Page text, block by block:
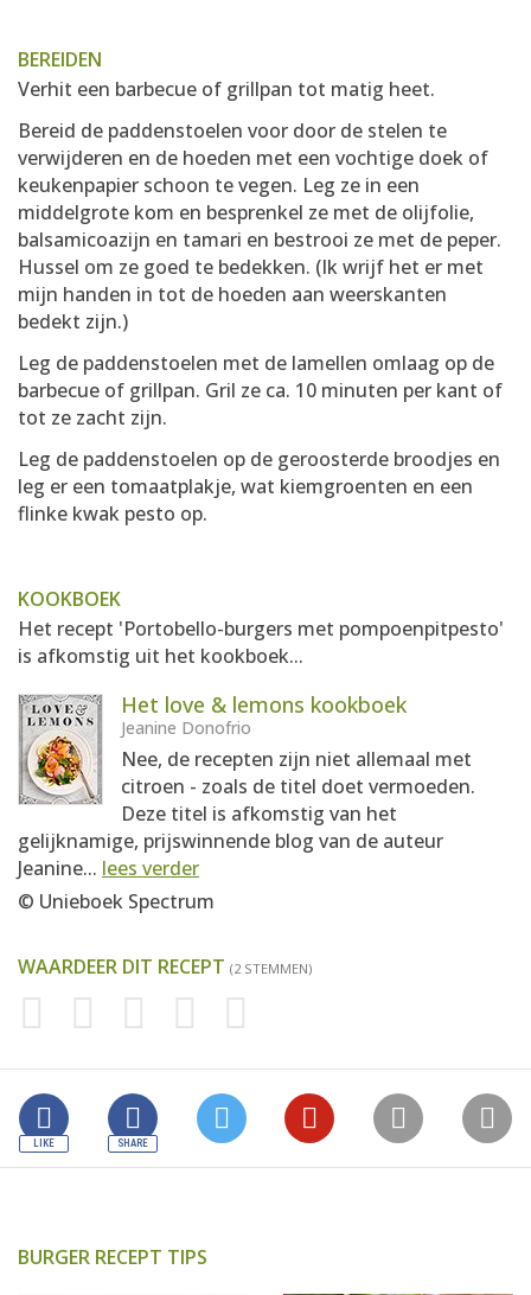
BEREIDEN
Verhit een barbecue of grillpan tot matig heet.
Bereid de paddenstoelen voor door de stelen te
verwijderen en de hoeden met een vochtige doek of
keukenpapier schoon te vegen. Leg ze in een
middelgrote kom en besprenkel ze met de olijfolie,
balsamicoazijn en tamari en bestrooi ze met de peper.
Hussel om ze goed te bedekken. (Ik wrijf het er met
mijn handen in tot de hoeden aan weerskanten
bedekt zijn.)
Leg de paddenstoelen met de lamellen omlaag op de
barbecue of grillpan. Gril ze ca. 10 minuten per kant of
tot ze zacht zijn.
Leg de paddenstoelen op de geroosterde broodjes en
leg er een tomaatplakje, wat kiemgroenten en een
flinke kwak pesto op.
KOOKBOEK
Het recept 'Portobello-burgers met pompoenpitpesto'
is afkomstig uit het kookboek...
Het love & lemons kookboek
Jeanine Donofrio
Nee, de recepten zijn niet allemaal met
citroen - zoals de titel doet vermoeden.
Deze titel is afkomstig van het
gelijknamige, prijswinnende blog van de auteur
Jeanine... lees verder
© Unieboek Spectrum
WAARDEER DIT RECEPT (2 STEMMEN)
BURGER RECEPT TIPS